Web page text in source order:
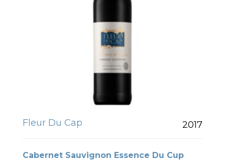
Fleur Du Cap 2017
Cabernet Sauvignon Essence Du Cup